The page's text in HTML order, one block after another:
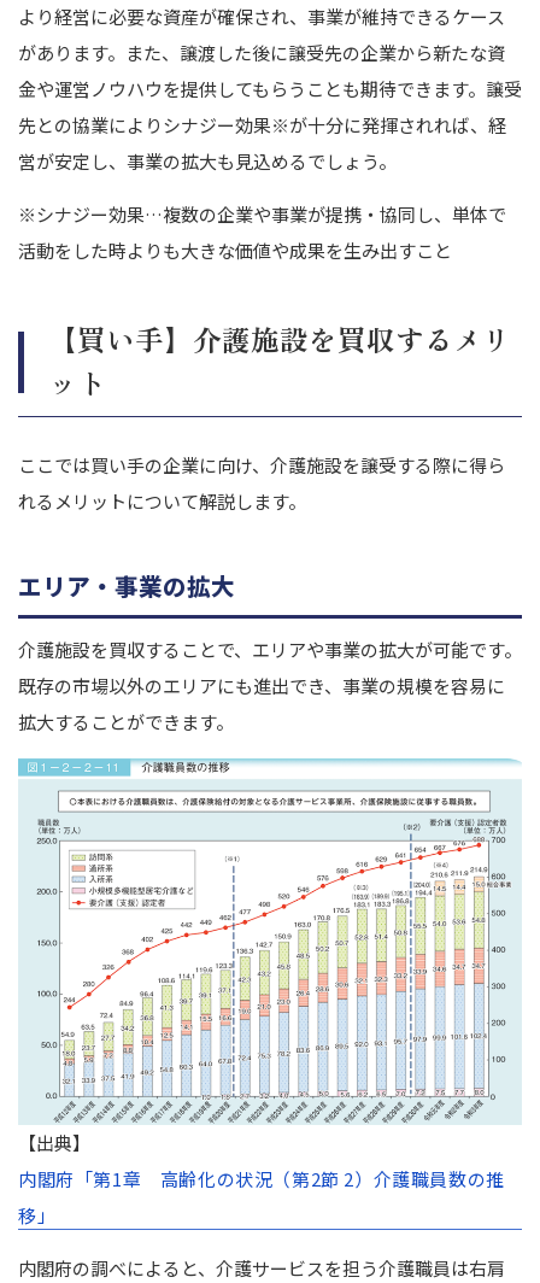
より経営に必要な資産が確保され、事業が維持できるケース
があります。また、譲渡した後に譲受先の企業から新たな資
金や運営ノウハウを提供してもらうことも期待できます。譲受
先との協業によりシナジー効果※が十分に発揮されれば、経
営が安定し、事業の拡大も見込めるでしょう。
※シナジー効果…複数の企業や事業が提携・協同し、単体で
活動をした時よりも大きな価値や成果を生み出すこと
【買い手】介護施設を買収するメリ
ット
ここでは買い手の企業に向け、介護施設を譲受する際に得ら
れるメリットについて解説します。
エリア・事業の拡大
介護施設を買収することで、エリアや事業の拡大が可能です。
既存の市場以外のエリアにも進出でき、事業の規模を容易に
拡大することができます。
【出典】
内閣府「第1章 高齢化の状況（第2節 2）介護職員数の推
移」
内閣府の調べによると、介護サービスを担う介護職員は右肩